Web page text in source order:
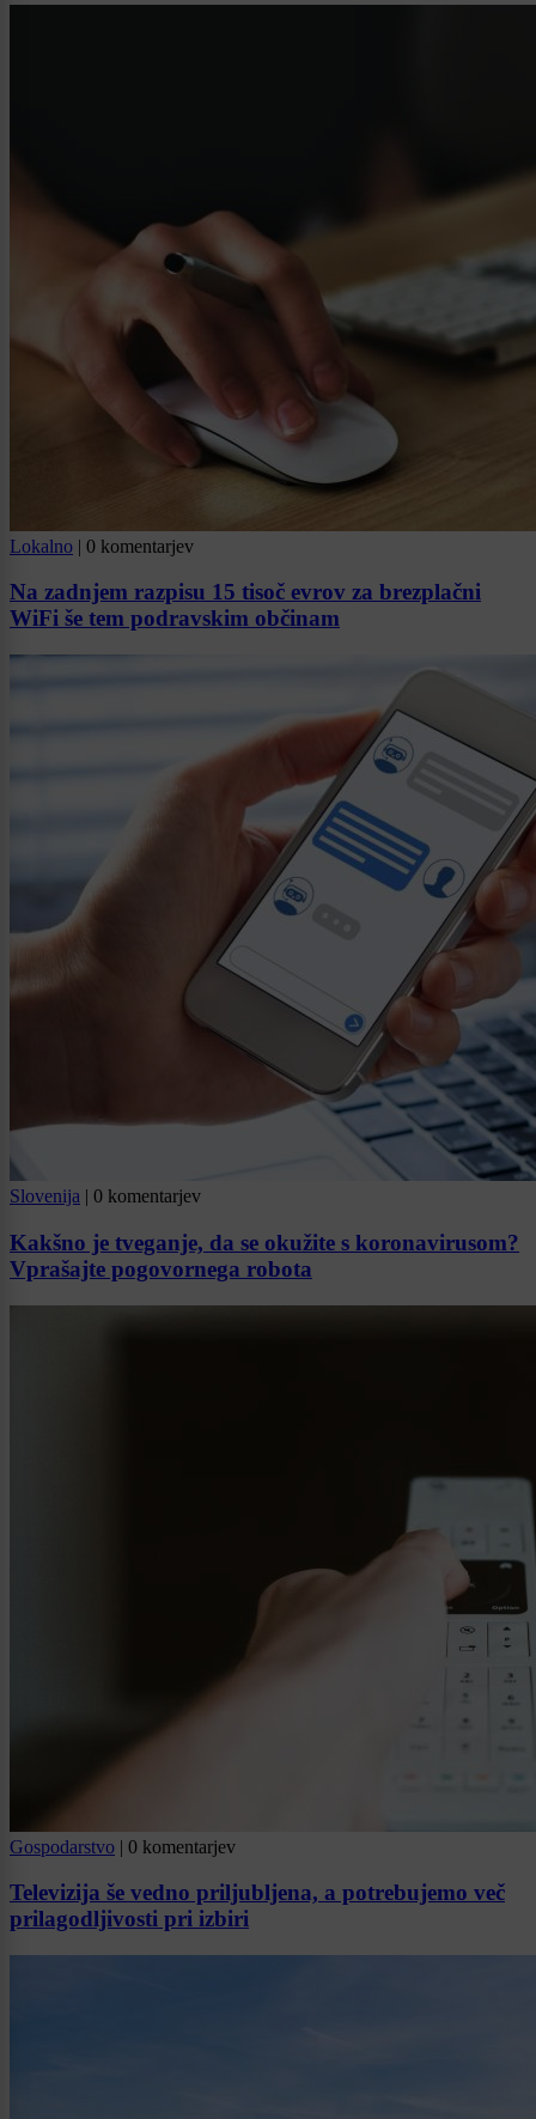
Lokalno | 0 komentarjev
Na zadnjem razpisu 15 tisoč evrov za brezplačni
WiFi še tem podravskim občinam
Slovenija | 0 komentarjev
Kakšno je tveganje, da se okužite s koronavirusom?
Vprašajte pogovornega robota
Gospodarstvo | 0 komentarjev
Televizija še vedno priljubljena, a potrebujemo več
prilagodljivosti pri izbiri